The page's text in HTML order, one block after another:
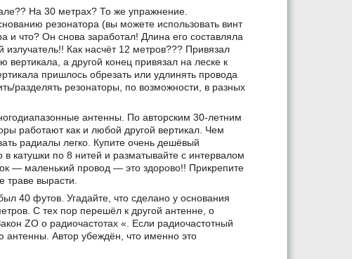
На 30 метрах? То же упражнение.
резонатора (вы можете использовать винт
и что? Он снова заработал! Длина его составляла
Как насчёт 12 метров??? Привязал
а другой конец привязал на леске к
пришлось обрезать или удлинять провода
разделять резонаторы, по возможности, в разных
антенны. По авторским 30-летним
работают как и любой другой вертикал. Чем
радиалы легко. Купите очень дешёвый
катушки по 8 нитей и разматывайте с интервалом
— маленький провод — это здорово!! Прикрепите
вырасти.
40 футов. Угадайте, что сделано у основания
С тех пор перешёл к другой антенне, о
ZO о радиочастотах «. Если радиочастотный
антенны. Автор убеждён, что именно это